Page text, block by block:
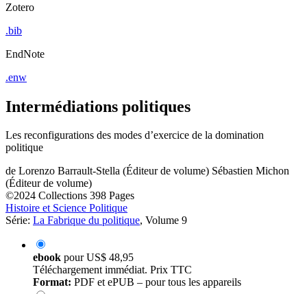
Zotero
.bib
EndNote
.enw
Intermédiations politiques
Les reconfigurations des modes d’exercice de la domination
politique
de Lorenzo Barrault-Stella (Éditeur de volume) Sébastien Michon
(Éditeur de volume)
©2024 Collections 398 Pages
Histoire et Science Politique
Série: La Fabrique du politique, Volume 9
ebook pourUS$ 48,95
Téléchargement immédiat. Prix TTC
Format: PDF et ePUB – pour tous les appareils